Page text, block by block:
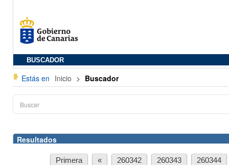
BUSCADOR
Estás en Inicio > Buscador
Resultados
Primera « 260342 260343 260344